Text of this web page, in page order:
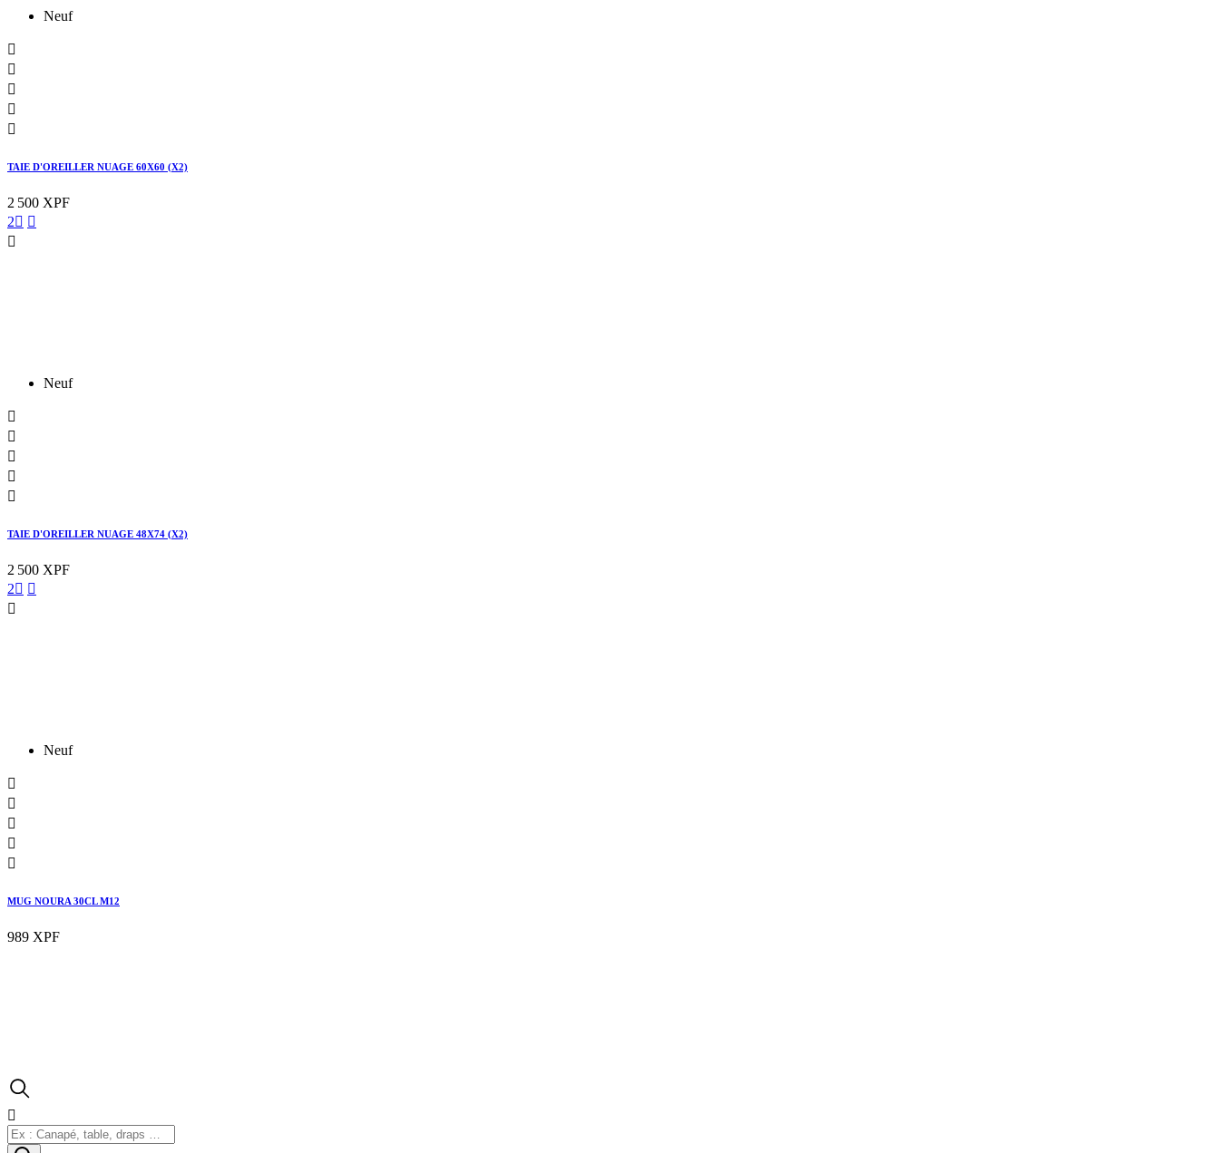
Neuf





TAIE D'OREILLER NUAGE 60X60 (X2)
2 500 XPF
2 

Neuf





TAIE D'OREILLER NUAGE 48X74 (X2)
2 500 XPF
2 

Neuf





MUG NOURA 30CL M12
989 XPF
Connexion